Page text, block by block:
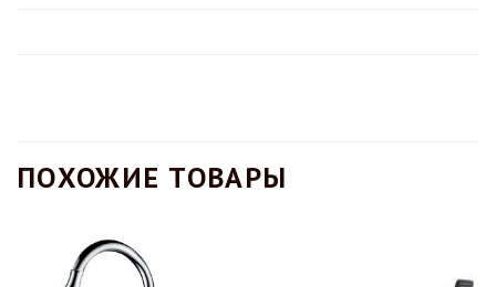
ПОХОЖИЕ ТОВАРЫ